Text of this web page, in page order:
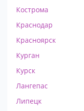
Кострома
Краснодар
Красноярск
Курган
Курск
Лангепас
Липецк